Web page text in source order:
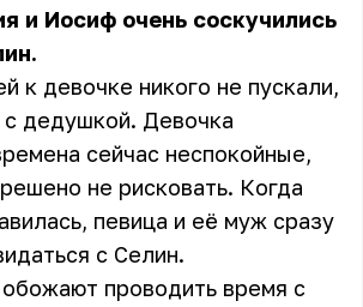
и Иосиф очень соскучились
к девочке никого не пускали,
дедушкой. Девочка
сейчас неспокойные,
не рисковать. Когда
певица и её муж сразу
с Селин.
проводить время с